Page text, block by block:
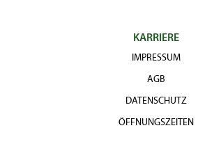
KARRIERE
IMPRESSUM
AGB
DATENSCHUTZ
ÖFFNUNGSZEITEN